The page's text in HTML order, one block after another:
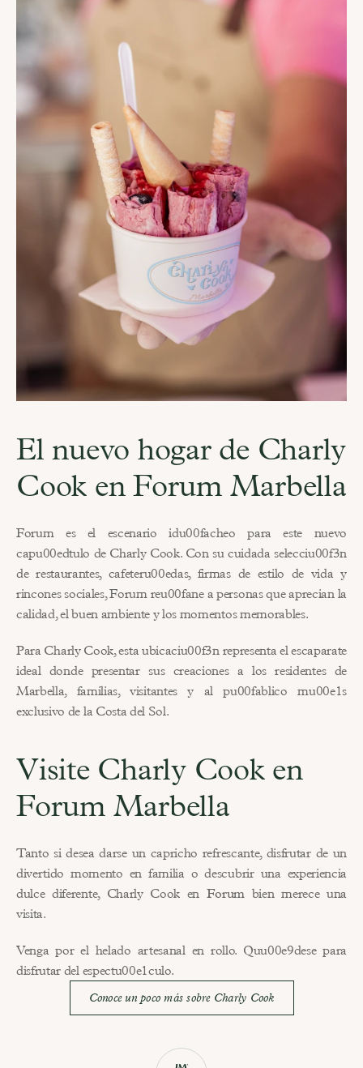
El nuevo hogar de Charly
Cook en Forum Marbella
Forum es el escenario idu00facheo para este nuevo
capu00edtulo de Charly Cook. Con su cuidada selecciu00f3n
de restaurantes, cafeteru00edas, firmas de estilo de vida y
rincones sociales, Forum reu00fane a personas que aprecian la
calidad, el buen ambiente y los momentos memorables.
Para Charly Cook, esta ubicaciu00f3n representa el escaparate
ideal donde presentar sus creaciones a los residentes de
Marbella, familias, visitantes y al pu00fablico mu00e1s
exclusivo de la Costa del Sol.
Visite Charly Cook en
Forum Marbella
Tanto si desea darse un capricho refrescante, disfrutar de un
divertido momento en familia o descubrir una experiencia
dulce diferente, Charly Cook en Forum bien merece una
visita.
Venga por el helado artesanal en rollo. Quu00e9dese para
disfrutar del espectu00e1culo.
Conoce un poco más sobre Charly Cook